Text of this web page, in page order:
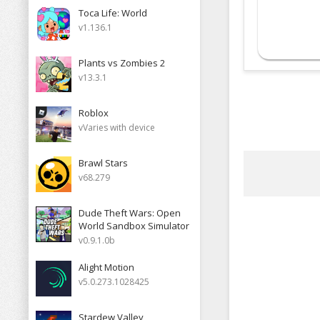
Toca Life: World
v1.136.1
Plants vs Zombies 2
v13.3.1
Roblox
vVaries with device
Brawl Stars
v68.279
Dude Theft Wars: Open
World Sandbox Simulator
v0.9.1.0b
Alight Motion
v5.0.273.1028425
Stardew Valley